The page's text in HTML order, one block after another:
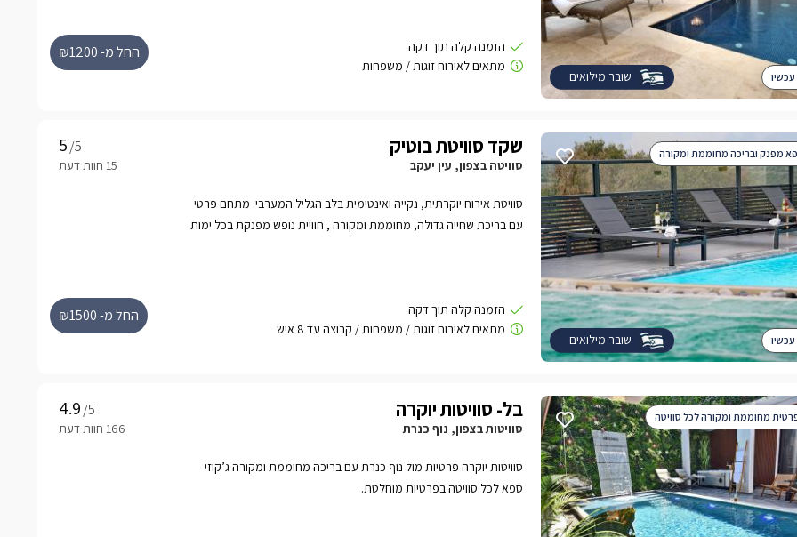
שובר מילואים
החל מ- ₪1200
שובר מילואים
שקד סוויטת בוטיק /5
סוויטה בצפון, עין יעקב
סוויטת אירוח יוקרתית, נקייה ואינטימית בלב הגליל המערבי. מתחם פרטי
עם בריכת שחייה גדולה, מחוממת ומקורה , חוויית נופש מפנקת בכל ימות
החל מ- ₪1500
מפנק ובריכה מחוממת ומקורה
בל- סוויטות יוקרה /5
סוויטות בצפון, נוף כנרת
סוויטות יוקרה פרטיות מול נוף כנרת עם בריכה מחוממת ומקורה ג’קוזי
ספא לכל סוויטה בפרטיות מוחלטת.
מחוממת ומקורה לכל סוויטה